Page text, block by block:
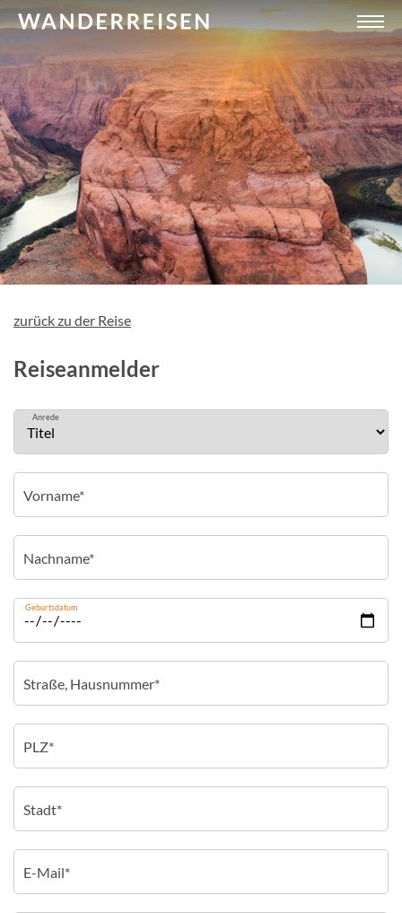
zurück zu der Reise
Reiseanmelder
Anrede
Geburtsdatum